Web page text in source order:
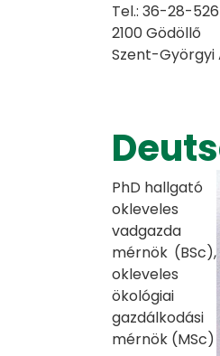
Tel.: 36-28-
2100 Gödöllő
Szent-
PhD hallgató
okleveles
vadgazda
mérnök (BSc),
okleveles
ökológiai
gazdálkodási
mérnök (MSc)